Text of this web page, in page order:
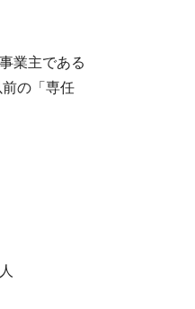
業主である
の「専任